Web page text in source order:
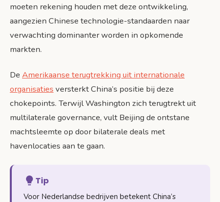
moeten rekening houden met deze ontwikkeling,
aangezien Chinese technologie-standaarden naar
verwachting dominanter worden in opkomende
markten.
De Amerikaanse terugtrekking uit internationale
organisaties versterkt China’s positie bij deze
chokepoints. Terwijl Washington zich terugtrekt uit
multilaterale governance, vult Beijing de ontstane
machtsleemte op door bilaterale deals met
havenlocaties aan te gaan.
Tip
Voor Nederlandse bedrijven betekent China’s